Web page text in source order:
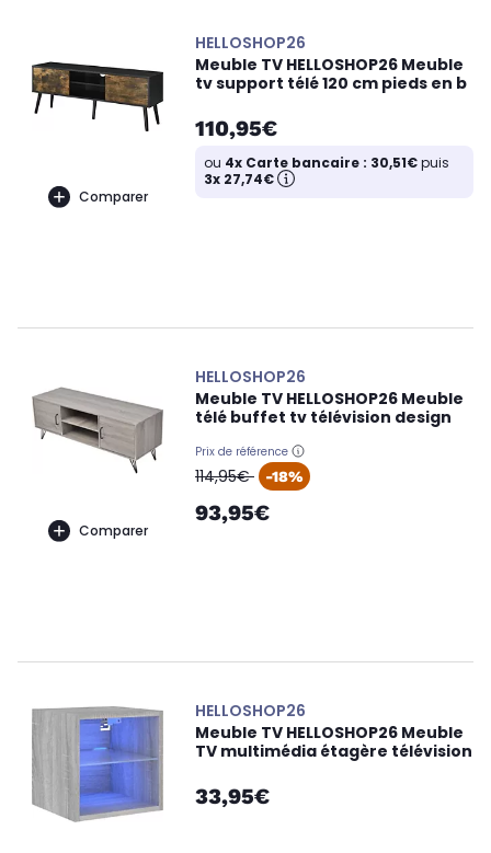
Comparer
HELLOSHOP26
Meuble TV HELLOSHOP26 Meuble
tv support télé 120 cm pieds en b
110,95€
ou 4x Carte bancaire : 30,51€puis
3x 27,74€
Comparer
HELLOSHOP26
Meuble TV HELLOSHOP26 Meuble
télé buffet tv télévision design
Prix de référence
oldPrice
114,95€ -18%
93,95€
HELLOSHOP26
Meuble TV HELLOSHOP26 Meuble
TV multimédia étagère télévision
33,95€